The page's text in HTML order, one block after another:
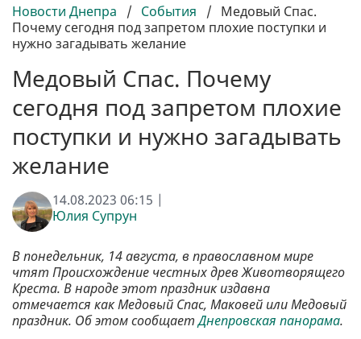
Новости Днепра / События / Медовый Спас.
Почему сегодня под запретом плохие поступки и
нужно загадывать желание
Медовый Спас. Почему
сегодня под запретом плохие
поступки и нужно загадывать
желание
14.08.2023 06:15 |
Юлия Супрун
В понедельник, 14 августа, в православном мире
чтят Происхождение честных древ Животворящего
Креста. В народе этот праздник издавна
отмечается как Медовый Спас, Маковей или Медовый
праздник. Об этом сообщаетДнепровская панорама.